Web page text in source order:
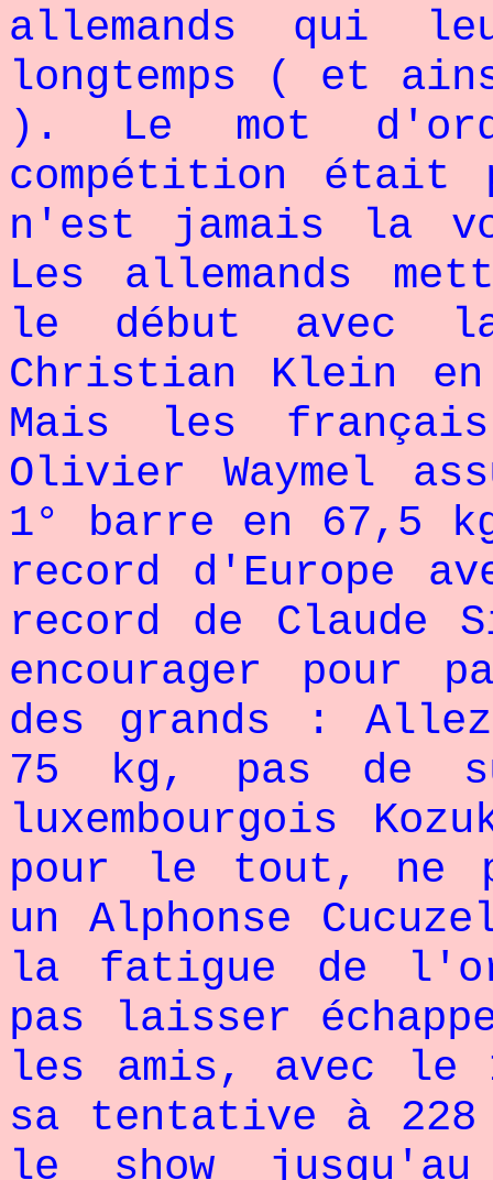
allemands qui
longtemps ( et
). Le mot
compétition
n'est jamais la
Les allemands
le début avec
Christian Klein
Mais les
Olivier Waymel
1° barre en 67,5
record d'Europe
record de
encourager pour
des grands :
75 kg, pas de
luxembourgois
pour le tout, ne
un Alphonse
la fatigue de
pas laisser
les amis, avec
sa tentative à 228
le show